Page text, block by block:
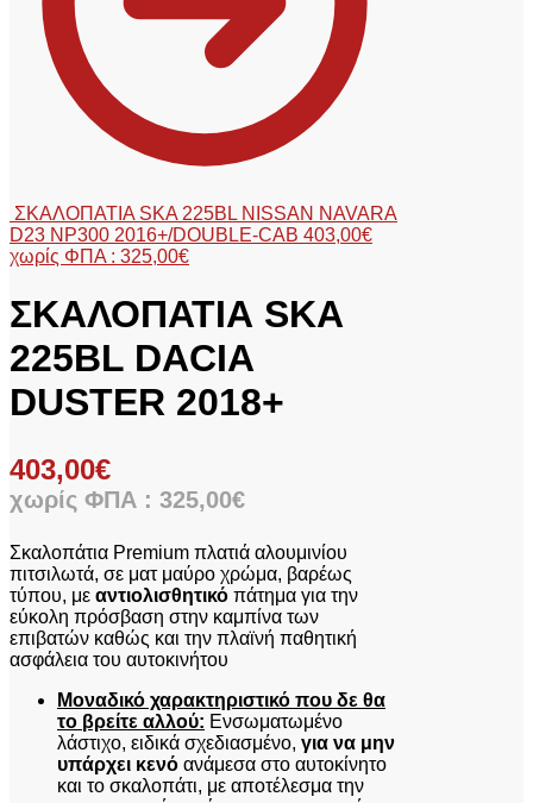
ΣΚΑΛΟΠΑΤΙΑ SKA 225BL NISSAN NAVARA
D23 NP300 2016+/DOUBLE-CAB 403,00€
χωρίς ΦΠΑ : 325,00€
ΣΚΑΛΟΠΑΤΙΑ SKA
225BL DACIA
DUSTER 2018+
403,00€
χωρίς ΦΠΑ : 325,00€
Σκαλοπάτια Premium πλατιά αλουμινίου
πιτσιλωτά, σε ματ μαύρο χρώμα, βαρέως
τύπου, με αντιολισθητικό πάτημα για την
εύκολη πρόσβαση στην καμπίνα των
επιβατών καθώς και την πλαϊνή παθητική
ασφάλεια του αυτοκινήτου
Μοναδικό χαρακτηριστικό που δε θα
το βρείτε αλλού: Ενσωματωμένο
λάστιχο, ειδικά σχεδιασμένο, για να μην
υπάρχει κενό ανάμεσα στο αυτοκίνητο
και το σκαλοπάτι, με αποτέλεσμα την